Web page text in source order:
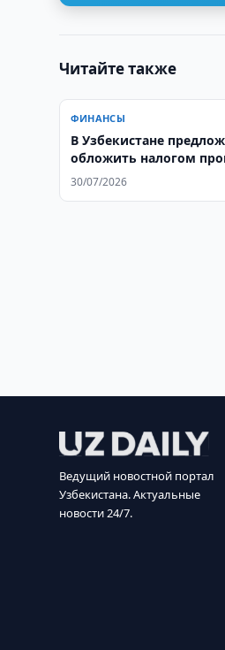
Читайте также
ФИНАНСЫ
В Узбекистане
обложить налогом
вкладам
30/07/2026
Ведущий новостной портал
Узбекистана. Актуальные
новости 24/7.